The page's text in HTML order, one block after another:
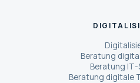
Beratung
Beratung
Beratung digitale